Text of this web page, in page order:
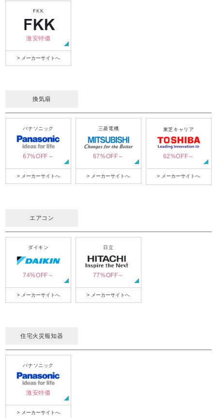
FKK
激安特価
> メーカーサイトへ
換気扇
パナソニック
67%OFF～
> メーカーサイトへ
三菱電機
67%OFF～
> メーカーサイトへ
東芝キャリア
62%OFF～
> メーカーサイトへ
エアコン
ダイキン
74%OFF～
> メーカーサイトへ
日立
77%OFF～
> メーカーサイトへ
住宅火災報知器
パナソニック
激安特価
> メーカーサイトへ